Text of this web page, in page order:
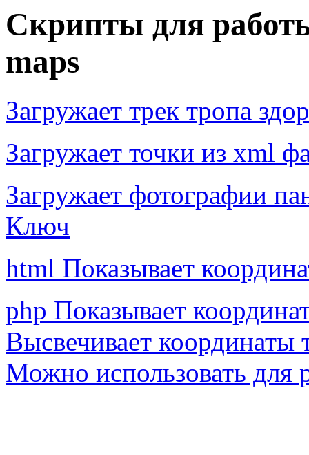
Скрипты для
maps
Загружает трек тропа
Загружает точки из xml
Загружает фотографии
Ключ
html Показывает
php Показывает
Высвечивает
Можно использовать для